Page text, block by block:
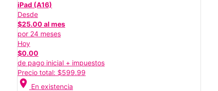
iPad (A16)
Desde
$25.00 al mes
por 24 meses
Hoy
$0.00
de pago inicial + impuestos
Precio total: $599.99
location_on En existencia